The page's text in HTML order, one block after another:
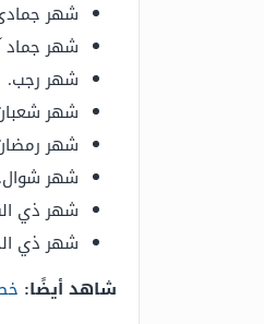
شهر
شهر جماد
شهر رجب.
شهر
شهر
شهر شوال.
شهر ذي
شهر ذي
شاهد أيضًا: